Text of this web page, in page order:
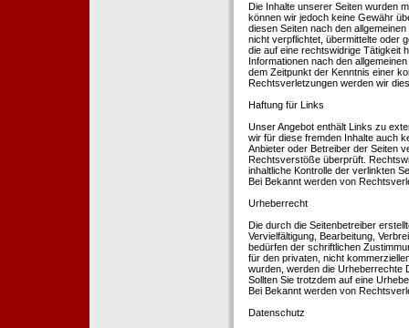
Die Inhalte unserer Seiten wurden
können wir jedoch keine Gewähr
diesen Seiten nach den
nicht verpflichtet, übermittelte oder
die auf eine rechtswidrige Tätigkeit
Informationen nach den
dem Zeitpunkt der Kenntnis einer
Rechtsverletzungen werden wir
Haftung für Links
Unser Angebot enthält Links zu
wir für diese fremden Inhalte auch
Anbieter oder Betreiber der Seiten
Rechtsverstöße überprüft.
inhaltliche Kontrolle der verlinkten
Bei Bekannt werden von
Urheberrecht
Die durch die Seitenbetreiber
Vervielfältigung, Bearbeitung,
bedürfen der schriftlichen
für den privaten, nicht
wurden, werden die Urheberrechte
Sollten Sie trotzdem auf eine
Bei Bekannt werden von
Datenschutz